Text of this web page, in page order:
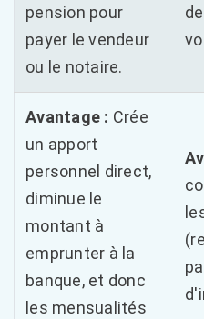
pension pour
payer le vendeur
ou le notaire.
Avantage : Crée
un apport
personnel direct,
diminue le
montant à
emprunter à la
banque, et donc
les mensualités